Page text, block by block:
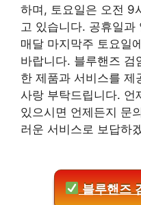
하며, 토요일은 오전 9
고 있습니다. 공휴일과
매달 마지막주 토요일
바랍니다. 블루핸즈 검
한 제품과 서비스를 제
사랑 부탁드립니다. 언
있으시면 언제든지 문
러운 서비스로 보답하
블루핸즈